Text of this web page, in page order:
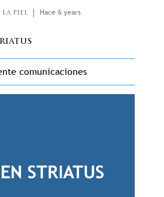
la piel Hace 6 years
comunicaciones